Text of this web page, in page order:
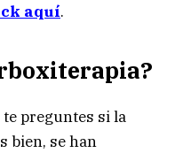
aquí.
te preguntes si la
bien, se han